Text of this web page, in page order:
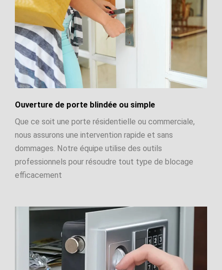
Ouverture de porte blindée ou simple
Que ce soit une porte résidentielle ou commerciale,
nous assurons une intervention rapide et sans
dommages. Notre équipe utilise des outils
professionnels pour résoudre tout type de blocage
efficacement